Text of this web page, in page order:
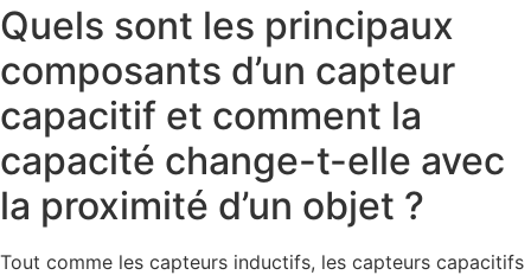
Quels sont les principaux
composants d’un capteur
capacitif et comment la
capacité change-t-elle avec
la proximité d’un objet ?
Tout comme les capteurs inductifs, les capteurs capacitifs